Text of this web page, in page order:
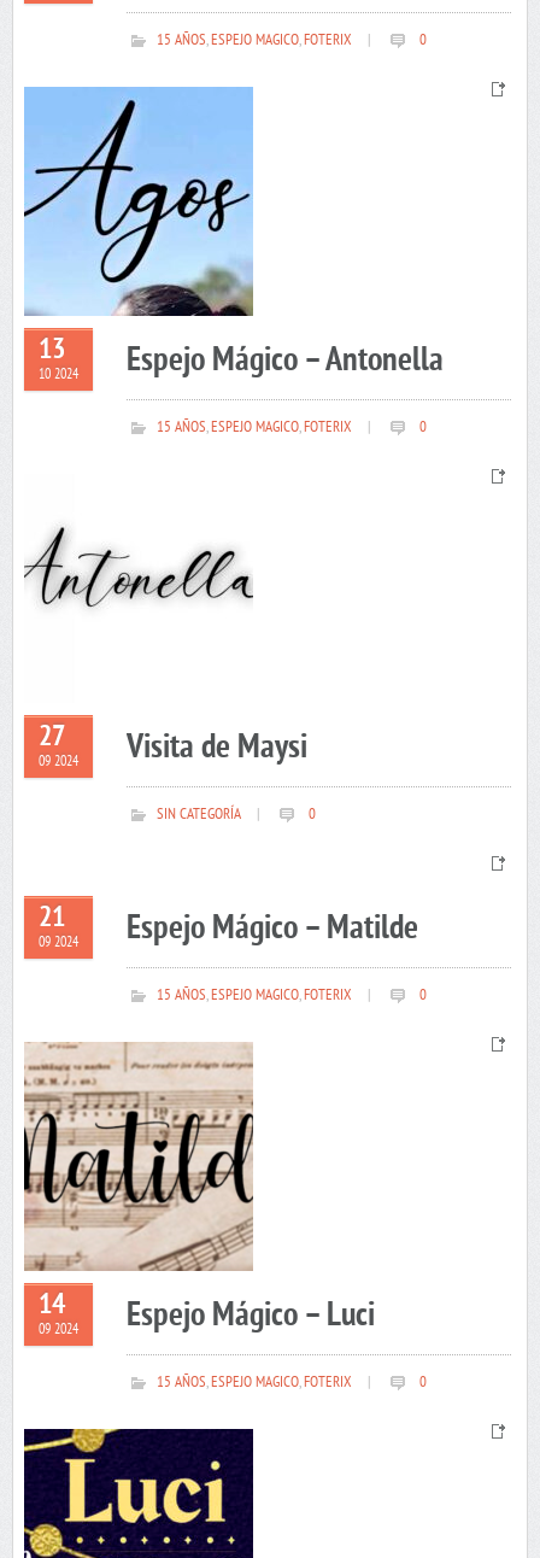
15 AÑOS,ESPEJO MAGICO,FOTERIX 0
13
10 2024 Espejo Mágico – Antonella
15 AÑOS,ESPEJO MAGICO,FOTERIX 0
27
09 2024 Visita de Maysi
SIN CATEGORÍA 0
21
09 2024 Espejo Mágico – Matilde
15 AÑOS,ESPEJO MAGICO,FOTERIX 0
14
09 2024 Espejo Mágico – Luci
15 AÑOS,ESPEJO MAGICO,FOTERIX 0